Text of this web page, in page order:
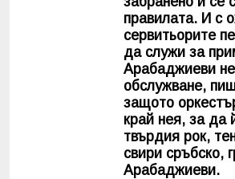
правилата. И с
сервитьорите
да служи за
Арабаджиеви
обслужване,
защото
край нея, за да
твърдия рок,
свири сръбско,
Арабаджиеви.